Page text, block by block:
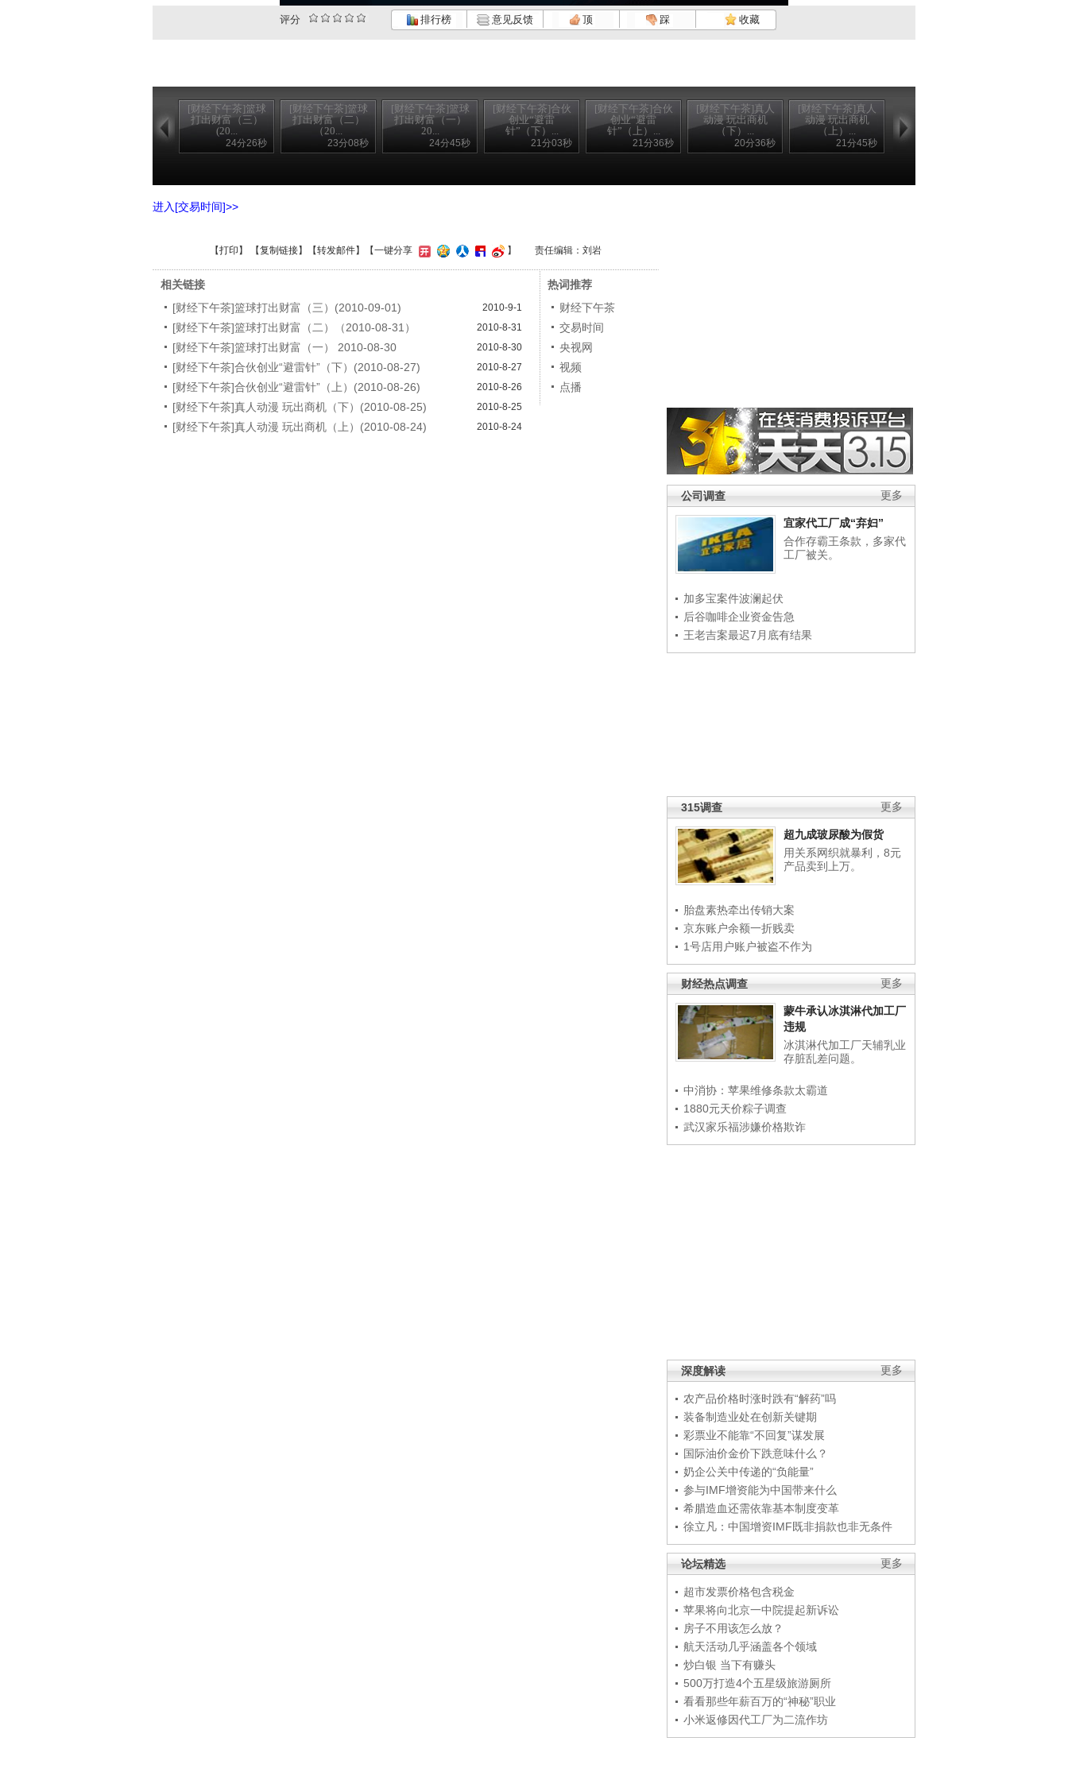
评分 排行榜 意见反馈 顶 踩 收藏
[财经下午茶]篮球
打出财富（三）
(20...
24分26秒
[财经下午茶]篮球
打出财富（二）
（20...
23分08秒
[财经下午茶]篮球
打出财富（一）
20...
24分45秒
[财经下午茶]合伙
创业“避雷
针”（下）...
21分03秒
[财经下午茶]合伙
创业“避雷
针”（上）...
21分36秒
[财经下午茶]真人
动漫 玩出商机
（下）...
20分36秒
[财经下午茶]真人
动漫 玩出商机
（上）...
21分45秒
更多
公司调查
宜家代工厂成“弃妇”
合作存霸王条款，多家代
工厂被关。
加多宝案件波澜起伏
后谷咖啡企业资金告急
王老吉案最迟7月底有结果
更多
315调查
超九成玻尿酸为假货
用关系网织就暴利，8元
产品卖到上万。
胎盘素热牵出传销大案
京东账户余额一折贱卖
1号店用户账户被盗不作为
更多
财经热点调查
蒙牛承认冰淇淋代加工厂
违规
冰淇淋代加工厂天辅乳业
存脏乱差问题。
中消协：苹果维修条款太霸道
1880元天价粽子调查
武汉家乐福涉嫌价格欺诈
更多
深度解读
农产品价格时涨时跌有“解药”吗
装备制造业处在创新关键期
彩票业不能靠“不回复”谋发展
国际油价金价下跌意味什么？
奶企公关中传递的“负能量”
参与IMF增资能为中国带来什么
希腊造血还需依靠基本制度变革
徐立凡：中国增资IMF既非捐款也非无条件
更多
论坛精选
超市发票价格包含税金
苹果将向北京一中院提起新诉讼
房子不用该怎么放？
航天活动几乎涵盖各个领域
炒白银 当下有赚头
500万打造4个五星级旅游厕所
看看那些年薪百万的“神秘”职业
小米返修因代工厂为二流作坊
进入[交易时间]>>
【打印 】 【复制链接】【转发邮件】 【一键分享 】 责任编辑：刘岩
相关链接
[财经下午茶]篮球打出财富（三）(2010-09-01)
2010-9-1
[财经下午茶]篮球打出财富（二）（2010-08-31） 2010-8-31
[财经下午茶]篮球打出财富（一） 2010-08-30 2010-8-30
[财经下午茶]合伙创业“避雷针”（下）(2010-08-27) 2010-8-27
[财经下午茶]合伙创业“避雷针”（上）(2010-08-26) 2010-8-26
[财经下午茶]真人动漫 玩出商机（下）(2010-08-25) 2010-8-25
[财经下午茶]真人动漫 玩出商机（上）(2010-08-24) 2010-8-24
热词推荐
财经下午茶
交易时间
央视网
视频
点播